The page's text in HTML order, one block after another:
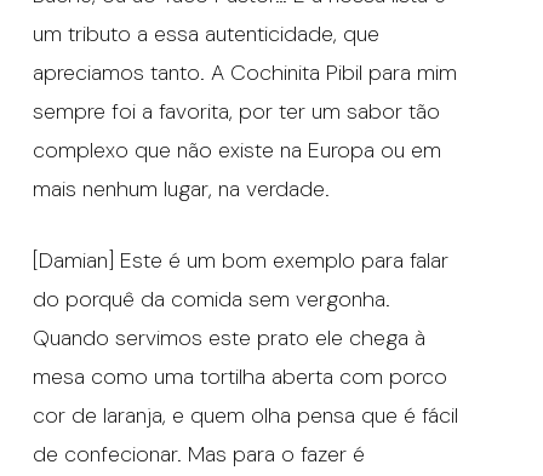
um tributo a essa autenticidade, que
apreciamos tanto. A Cochinita Pibil para mim
sempre foi a favorita, por ter um sabor tão
complexo que não existe na Europa ou em
mais nenhum lugar, na verdade.
[Damian] Este é um bom exemplo para falar
do porquê da comida sem vergonha.
Quando servimos este prato ele chega à
mesa como uma tortilha aberta com porco
cor de laranja, e quem olha pensa que é fácil
de confecionar. Mas para o fazer é